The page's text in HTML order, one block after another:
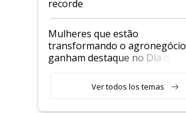
recorde
Mulheres que estão
transformando o agronegócio
ganham destaque no Dia do
Ver todos los temas